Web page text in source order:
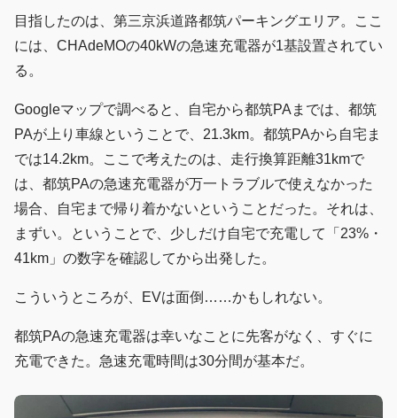
目指したのは、第三京浜道路都筑パーキングエリア。ここ
には、CHAdeMOの40kWの急速充電器が1基設置されてい
る。
Googleマップで調べると、自宅から都筑PAまでは、都筑
PAが上り車線ということで、21.3km。都筑PAから自宅ま
では14.2km。ここで考えたのは、走行換算距離31kmで
は、都筑PAの急速充電器が万一トラブルで使えなかった
場合、自宅まで帰り着かないということだった。それは、
まずい。ということで、少しだけ自宅で充電して「23%・
41km」の数字を確認してから出発した。
こういうところが、EVは面倒……かもしれない。
都筑PAの急速充電器は幸いなことに先客がなく、すぐに
充電できた。急速充電時間は30分間が基本だ。